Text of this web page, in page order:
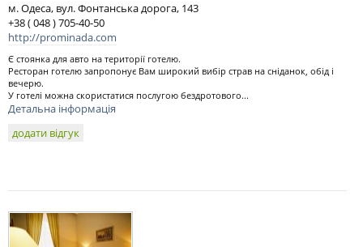
м. Одеса, вул. Фонтанська дорога, 143
+38 ( 048 ) 705-40-50
http://prominada.com
Є стоянка для авто на території готелю.
Ресторан готелю запропонує Вам широкий вибір страв на сніданок, обід і
вечерю.
У готелі можна скористатися послугою бездротового...
Детальна інформація
додати відгук